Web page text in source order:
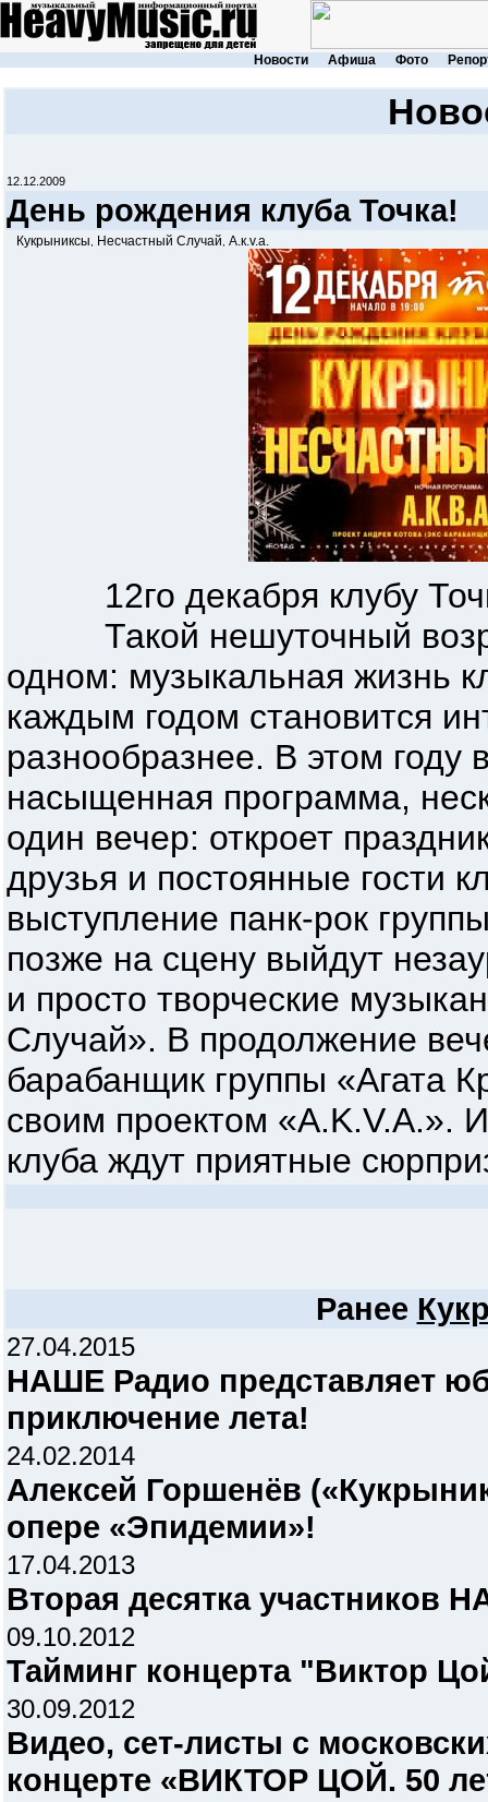
Новости Афиша Фото
12.12.2009
День рождения клуба Точка!
Кукрыниксы Несчастный Случай А.к.v.а.
12го декабря клубу
Такой нешуточный
одном: музыкальная жизнь
каждым годом становится
разнообразнее. В этом году
насыщенная программа,
один вечер: откроет
друзья и постоянные гости
выступление панк-рок
позже на сцену выйдут
и просто творческие
Случай». В продолжение
барабанщик группы «Агата
своим проектом «A.K.V.A.».
клуба ждут приятные
Ранее
27.04.2015
НАШЕ Радио представляет
приключение лета!
24.02.2014
Алексей Горшенёв
опере «Эпидемии»!
17.04.2013
Вторая десятка участников
09.10.2012
Тайминг концерта "Виктор
30.09.2012
Видео, сет-листы c
концерте «ВИКТОР ЦОЙ. 50